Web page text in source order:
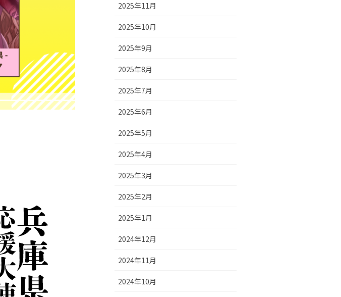
2025年11月
2025年10月
2025年9月
2025年8月
2025年7月
2025年6月
2025年5月
2025年4月
2025年3月
2025年2月
2025年1月
2024年12月
2024年11月
2024年10月